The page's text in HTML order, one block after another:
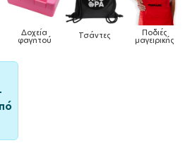
Τσάντες Ποδιές
μαγειρικής Mousepad